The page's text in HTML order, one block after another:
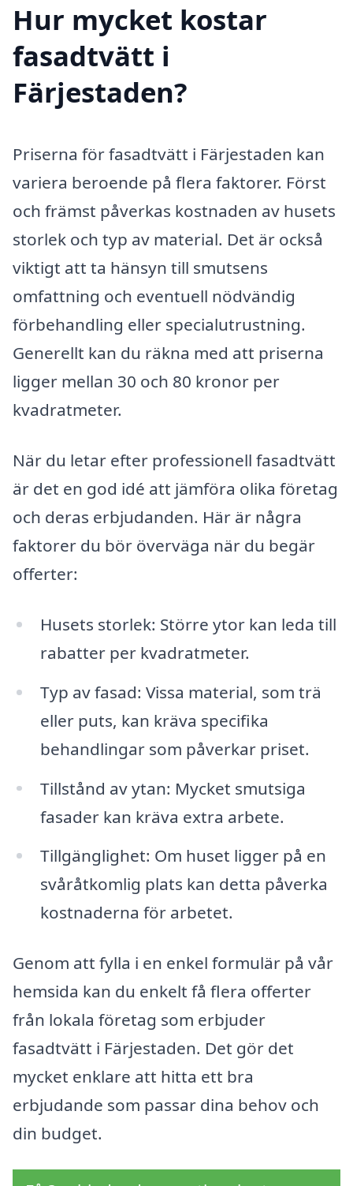
Hur mycket kostar
fasadtvätt i
Färjestaden?
Priserna för fasadtvätt i Färjestaden kan
variera beroende på flera faktorer. Först
och främst påverkas kostnaden av husets
storlek och typ av material. Det är också
viktigt att ta hänsyn till smutsens
omfattning och eventuell nödvändig
förbehandling eller specialutrustning.
Generellt kan du räkna med att priserna
ligger mellan 30 och 80 kronor per
kvadratmeter.
När du letar efter professionell fasadtvätt
är det en god idé att jämföra olika företag
och deras erbjudanden. Här är några
faktorer du bör överväga när du begär
offerter:
Husets storlek: Större ytor kan leda till
rabatter per kvadratmeter.
Typ av fasad: Vissa material, som trä
eller puts, kan kräva specifika
behandlingar som påverkar priset.
Tillstånd av ytan: Mycket smutsiga
fasader kan kräva extra arbete.
Tillgänglighet: Om huset ligger på en
svåråtkomlig plats kan detta påverka
kostnaderna för arbetet.
Genom att fylla i en enkel formulär på vår
hemsida kan du enkelt få flera offerter
från lokala företag som erbjuder
fasadtvätt i Färjestaden. Det gör det
mycket enklare att hitta ett bra
erbjudande som passar dina behov och
din budget.